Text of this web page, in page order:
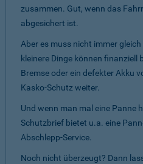
zusammen. Gut, wenn das
abgesichert ist.
Aber es muss nicht immer
kleinere Dinge können finanziell
Bremse oder ein defekter Akku
Kasko-Schutz weiter.
Und wenn man mal eine Panne
Schutzbrief bietet u.a. eine
Abschlepp-Service.
Noch nicht überzeugt? Dann